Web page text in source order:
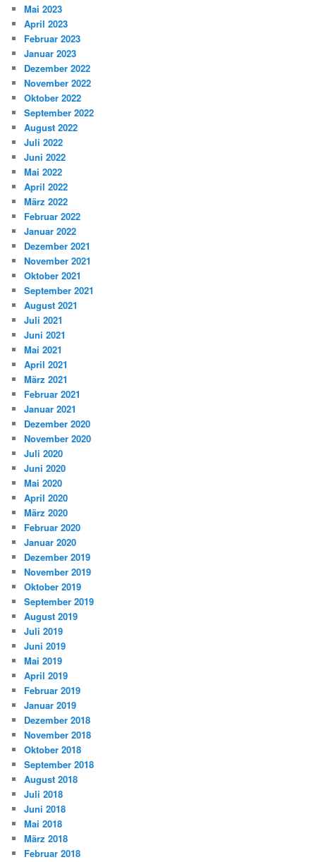
Mai 2023
April 2023
Februar 2023
Januar 2023
Dezember 2022
November 2022
Oktober 2022
September 2022
August 2022
Juli 2022
Juni 2022
Mai 2022
April 2022
März 2022
Februar 2022
Januar 2022
Dezember 2021
November 2021
Oktober 2021
September 2021
August 2021
Juli 2021
Juni 2021
Mai 2021
April 2021
März 2021
Februar 2021
Januar 2021
Dezember 2020
November 2020
Juli 2020
Juni 2020
Mai 2020
April 2020
März 2020
Februar 2020
Januar 2020
Dezember 2019
November 2019
Oktober 2019
September 2019
August 2019
Juli 2019
Juni 2019
Mai 2019
April 2019
Februar 2019
Januar 2019
Dezember 2018
November 2018
Oktober 2018
September 2018
August 2018
Juli 2018
Juni 2018
Mai 2018
März 2018
Februar 2018